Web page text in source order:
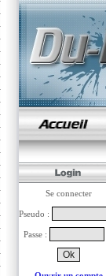
Se connecter
Pseudo :
Passe :